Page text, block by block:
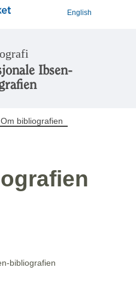
English
Ibsen-
Om bibliografien
bibliografien